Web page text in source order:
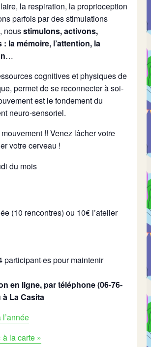
la respiration, la proprioception
parfois par des stimulations
nousstimulons, activons,
la mémoire, l’attention, la
…
cognitives et physiques de
permet de se reconnecter à soi-
est le fondement du
neuro-sensoriel.
!! Venez lâcher votre
votre cerveau !
du mois
(10 rencontres) ou 10€ l’atelier
participant·es pour maintenir
en ligne, par téléphone (06-76-
à La Casita
l’année
à la carte »